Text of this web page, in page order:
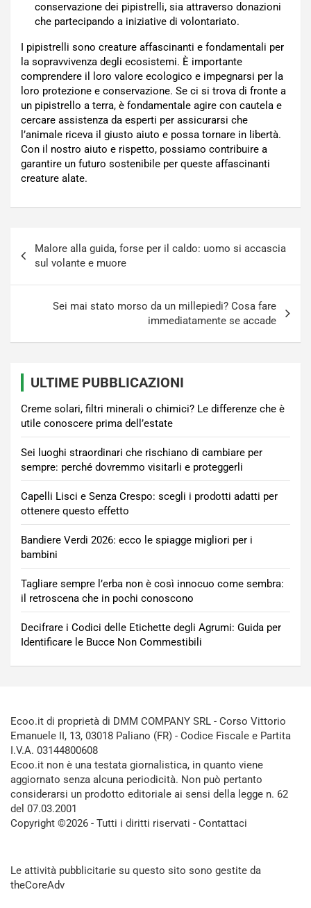
conservazione dei pipistrelli, sia attraverso donazioni
che partecipando a iniziative di volontariato.
I pipistrelli sono creature affascinanti e fondamentali per
la sopravvivenza degli ecosistemi. È importante
comprendere il loro valore ecologico e impegnarsi per la
loro protezione e conservazione. Se ci si trova di fronte a
un pipistrello a terra, è fondamentale agire con cautela e
cercare assistenza da esperti per assicurarsi che
l’animale riceva il giusto aiuto e possa tornare in libertà.
Con il nostro aiuto e rispetto, possiamo contribuire a
garantire un futuro sostenibile per queste affascinanti
creature alate.
articoli
Malore alla guida, forse per il caldo: uomo si accascia
sul volante e muore
Sei mai stato morso da un millepiedi? Cosa fare
immediatamente se accade
ULTIME PUBBLICAZIONI
Creme solari, filtri minerali o chimici? Le differenze che è
utile conoscere prima dell’estate
Sei luoghi straordinari che rischiano di cambiare per
sempre: perché dovremmo visitarli e proteggerli
Capelli Lisci e Senza Crespo: scegli i prodotti adatti per
ottenere questo effetto
Bandiere Verdi 2026: ecco le spiagge migliori per i
bambini
Tagliare sempre l’erba non è così innocuo come sembra:
il retroscena che in pochi conoscono
Decifrare i Codici delle Etichette degli Agrumi: Guida per
Identificare le Bucce Non Commestibili
Ecoo.it di proprietà di DMM COMPANY SRL - Corso Vittorio
Emanuele II, 13, 03018 Paliano (FR) - Codice Fiscale e Partita
I.V.A. 03144800608
Ecoo.it non è una testata giornalistica, in quanto viene
aggiornato senza alcuna periodicità. Non può pertanto
considerarsi un prodotto editoriale ai sensi della legge n. 62
del 07.03.2001
Copyright ©2026 - Tutti i diritti riservati - Contattaci
Le attività pubblicitarie su questo sito sono gestite da
theCoreAdv